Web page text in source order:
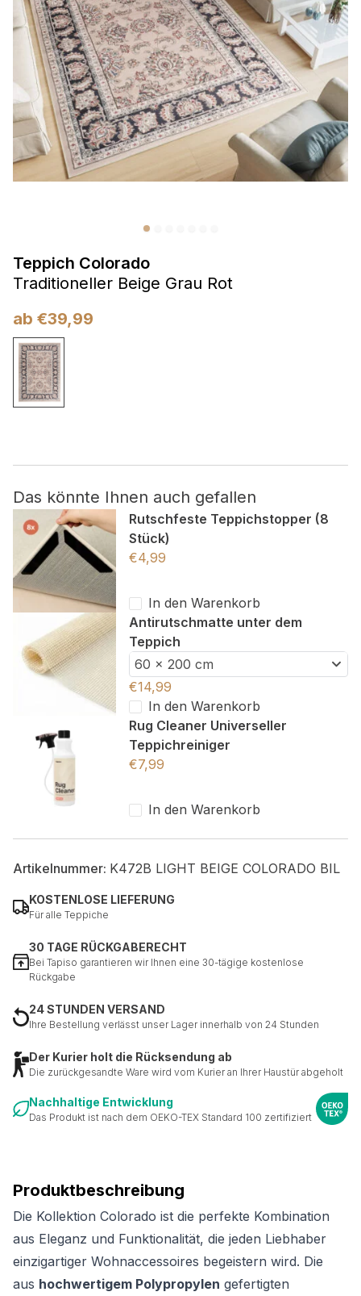
Teppich Colorado
Traditioneller Beige Grau Rot
ab €39,99
Produktbeschreibung
Die Kollektion Colorado ist die perfekte Kombination
aus Eleganz und Funktionalität, die jeden Liebhaber
einzigartiger Wohnaccessoires begeistern wird. Die
aus hochwertigem Polypropylen gefertigten
Das könnte Ihnen auch gefallen
Rutschfeste Teppichstopper (8
Stück)
€4,99
In den Warenkorb
Antirutschmatte unter dem
Teppich
60 x 200 cm
€14,99
In den Warenkorb
Rug Cleaner Universeller
Teppichreiniger
€7,99
In den Warenkorb
Artikelnummer: K472B LIGHT BEIGE COLORADO BIL
KOSTENLOSE LIEFERUNG
Für alle Teppiche
30 TAGE RÜCKGABERECHT
Bei Tapiso garantieren wir Ihnen eine 30-tägige kostenlose
Rückgabe
24 STUNDEN VERSAND
Ihre Bestellung verlässt unser Lager innerhalb von 24 Stunden
Der Kurier holt die Rücksendung ab
Die zurückgesandte Ware wird vom Kurier an Ihrer Haustür abgeholt
Nachhaltige Entwicklung
Das Produkt ist nach dem OEKO-TEX Standard 100 zertifiziert
Präferenzen
Präferenz-Cookies ermöglichen es einer Website,
Informationen zu speichern, die die Art und Weise ändern,
wie die Website aussieht oder funktioniert, wie zum Beispiel
Ihre bevorzugte Sprache oder die Region, in der Sie sich
befinden.
Statistik
Marketing
Marketing-Cookies werden verwendet, um Benutzer über
Websites hinweg zu verfolgen. Das Ziel ist es, Anzeigen
anzuzeigen, die für den einzelnen Benutzer relevant und
ansprechend sind und somit wertvoller für Herausgeber und
Werbetreibende Dritter sind.
Nicht kategorisiert.
wurden.
Alle ablehnen
Meine Einstellungen speichern